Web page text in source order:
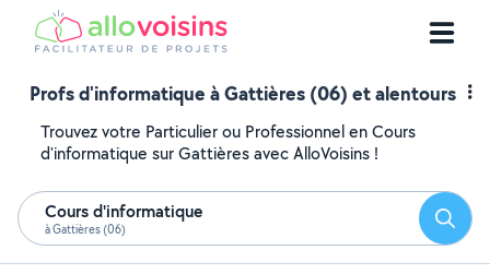
Profs d'informatique à Gattières (06) et alentours
Trouvez votre Particulier ou Professionnel en Cours
d'informatique sur Gattières avec AlloVoisins !
Cours d'informatique
à Gattières (06)